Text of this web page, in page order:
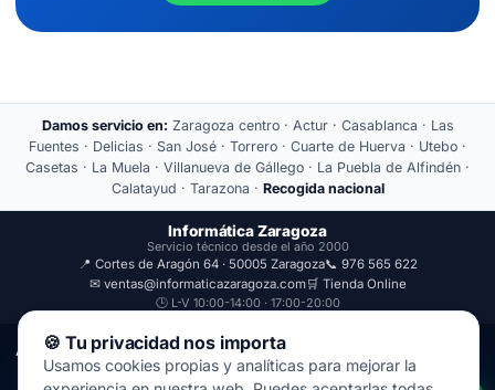
Damos servicio en: Zaragoza centro · Actur · Casablanca · Las
Fuentes · Delicias · San José · Torrero · Cuarte de Huerva · Utebo ·
Casetas · La Muela · Villanueva de Gállego · La Puebla de Alfindén ·
Calatayud · Tarazona · Recogida nacional
Informática Zaragoza
Servicio técnico desde el año 2000
📍 Cortes de Aragón 64 · 50005 Zaragoza📞 976 565 622
✉ ventas@informaticazaragoza.com🛒 Tienda Online
🕒 L-V 10:00-14:00 · 17:00-20:00
Aviso Legal
Política de Privacidad
© 2000-2026 · Javal Informática S.L. · Tienda Informática Zaragoza
🍪 Tu privacidad nos importa
Usamos cookies propias y analíticas para mejorar la